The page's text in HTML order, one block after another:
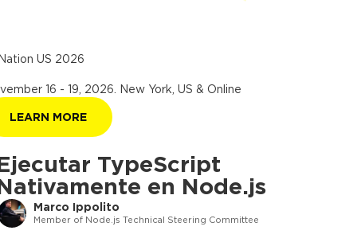
TypeScript
en Node.js
Marco Ippolito
Member of Node.js Technical Steering Committee
US 2026
16 - 19, 2026 New York, US & Online
LEARN MORE